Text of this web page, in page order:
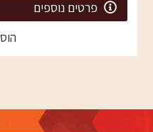
פרטים נוספים